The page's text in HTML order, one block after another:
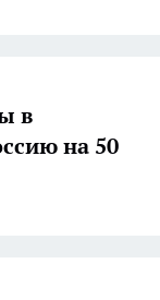
в
на 50